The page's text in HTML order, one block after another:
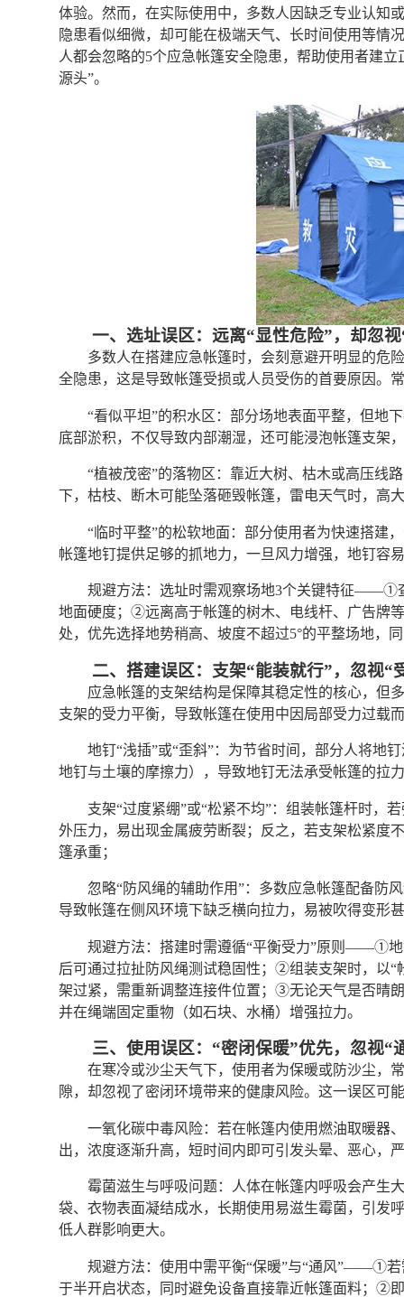
体验。然而，在实际使用中，多数人因缺乏专业认知
隐患看似细微，却可能在极端天气、长时间使用等情
人都会忽略的5个应急帐篷安全隐患，帮助使用者建
源头”。
一、选址误区：远离“显性危险”，却忽
多数人在搭建应急帐篷时，会刻意避开明显的危
全隐患，这是导致帐篷受损或人员受伤的首要原因。
“看似平坦”的积水区：部分场地表面平整，但地
底部淤积，不仅导致内部潮湿，还可能浸泡帐篷支架
“植被茂密”的落物区：靠近大树、枯木或高压
下，枯枝、断木可能坠落砸毁帐篷，雷电天气时，高
“临时平整”的松软地面：部分使用者为快速搭建
帐篷地钉提供足够的抓地力，一旦风力增强，地钉容
规避方法：选址时需观察场地3个关键特征——①
地面硬度；②远离高于帐篷的树木、电线杆、广告牌
处，优先选择地势稍高、坡度不超过5°的平整场地，
二、搭建误区：支架“能装就行”，忽视“
应急帐篷的支架结构是保障其稳定性的核心，但
支架的受力平衡，导致帐篷在使用中因局部受力过载
地钉“浅插”或“歪斜”：为节省时间，部分人将地
地钉与土壤的摩擦力），导致地钉无法承受帐篷的拉
支架“过度紧绷”或“松紧不均”：组装帐篷杆时，
外压力，易出现金属疲劳断裂；反之，若支架松紧度
篷承重；
忽略“防风绳的辅助作用”：多数应急帐篷配备防
导致帐篷在侧风环境下缺乏横向拉力，易被吹得变形
规避方法：搭建时需遵循“平衡受力”原则——①地
后可通过拉扯防风绳测试稳固性；②组装支架时，以
架过紧，需重新调整连接件位置；③无论天气是否晴
并在绳端固定重物（如石块、水桶）增强拉力。
三、使用误区：“密闭保暖”优先，忽视“
在寒冷或沙尘天气下，使用者为保暖或防沙尘，
隙，却忽视了密闭环境带来的健康风险。这一误区可
一氧化碳中毒风险：若在帐篷内使用燃油取暖器
出，浓度逐渐升高，短时间内即可引发头晕、恶心，
霉菌滋生与呼吸问题：人体在帐篷内呼吸会产生
袋、衣物表面凝结成水，长期使用易滋生霉菌，引发
低人群影响更大。
规避方法：使用中需平衡“保暖”与“通风”——①若
于半开启状态，同时避免设备直接靠近帐篷面料；②